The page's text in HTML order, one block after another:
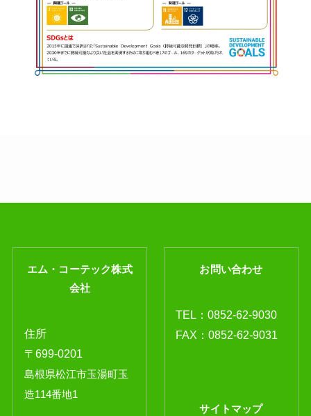
エム・コーテック株式
会社
住所
〒699-0201
島根県松江市玉湯町玉
造114番地1
お問い合わせ
TEL：0852-62-9030
FAX：0852-62-9031
サイトマップ